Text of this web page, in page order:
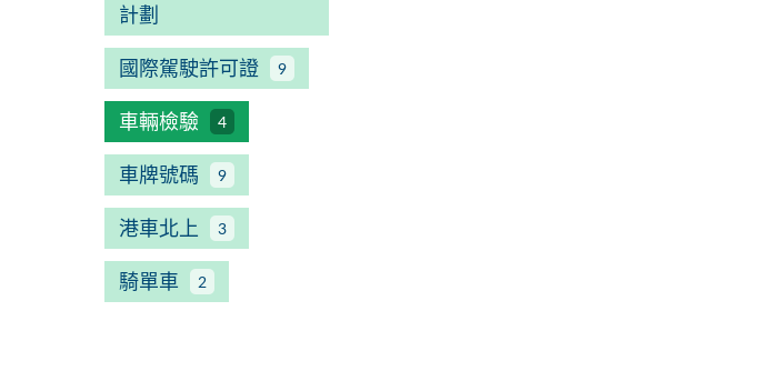
計劃
國際駕駛許可證 9
車輛檢驗 4
車牌號碼 9
港車北上 3
騎單車 2